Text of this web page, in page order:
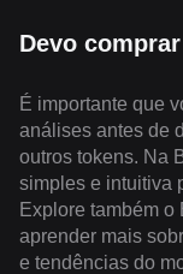
Devo
É importante que
análises antes de
outros tokens. Na
simples e intuitiva
Explore também o
aprender mais
e tendências do